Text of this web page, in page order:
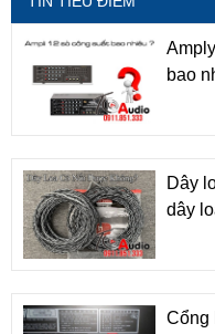
bao
Dây
dây
Cổng